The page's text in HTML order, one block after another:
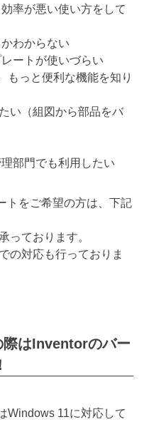
率が悪い使い方をして
わからない
ートが使いづらい
もっと便利な機能を知り
い（組図から部品をバ
部門でも利用したい
トをご希望の方は、下記
っております。
の対応も行っておりま
はInventorのバー
Windows 11に対応して